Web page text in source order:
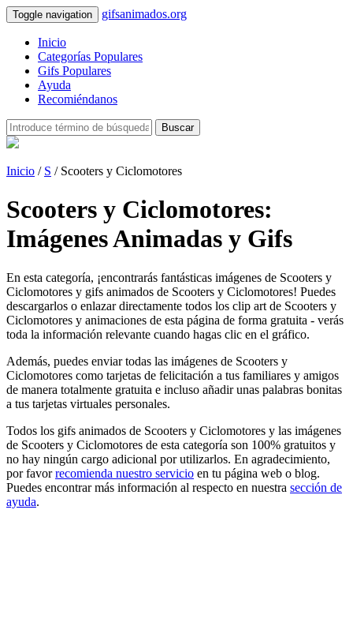
Toggle navigation gifsanimados.org
Inicio
Categorías Populares
Gifs Populares
Ayuda
Recomiéndanos
Buscar
Inicio / S / Scooters y Ciclomotores
Scooters y Ciclomotores:
Imágenes Animadas y Gifs
En esta categoría, ¡encontrarás fantásticas imágenes de Scooters y
Ciclomotores y gifs animados de Scooters y Ciclomotores! Puedes
descargarlos o enlazar directamente todos los clip art de Scooters y
Ciclomotores y animaciones de esta página de forma gratuita - verás
toda la información relevante cuando hagas clic en el gráfico.
Además, puedes enviar todas las imágenes de Scooters y
Ciclomotores como tarjetas de felicitación a tus familiares y amigos
de manera totalmente gratuita e incluso añadir unas palabras bonitas
a tus tarjetas virtuales personales.
Todos los gifs animados de Scooters y Ciclomotores y las imágenes
de Scooters y Ciclomotores de esta categoría son 100% gratuitos y
no hay ningún cargo adicional por utilizarlos. En agradecimiento,
por favorrecomienda nuestro servicio en tu página web o blog.
Puedes encontrar más información al respecto en nuestra sección de
ayuda.